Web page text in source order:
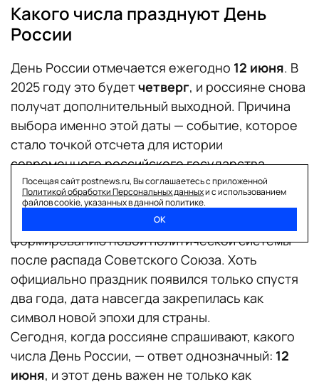
Какого числа празднуют День
России
День России отмечается ежегодно 12 июня. В
2025 году это будетчетверг, и россияне снова
получат дополнительный выходной. Причина
выбора именно этой даты — событие, которое
стало точкой отсчета для истории
современного российского государства.
12 июня 1990 года была принята Декларация
о государственном суверенитете РСФСР
Этот документ стал первым шагом к
формированию новой политической системы
после распада Советского Союза. Хоть
официально праздник появился только спустя
два года, дата навсегда закрепилась как
символ новой эпохи для страны.
Сегодня, когда россияне спрашивают, какого
числа День России, — ответ однозначный: 12
июня, и этот день важен не только как
Посещая сайт postnews.ru, Вы соглашаетесь с приложенной
Политикой обработки Персональных данныхи с использованием
файлов cookie, указанных в данной политике.
ОК